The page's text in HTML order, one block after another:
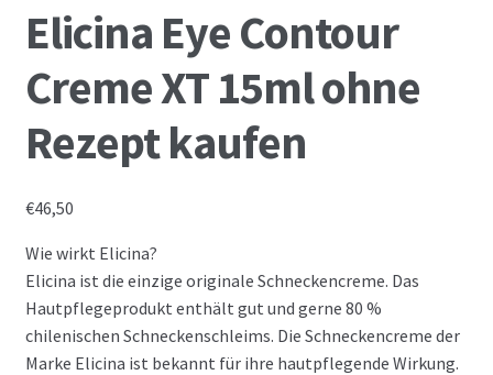
Elicina Eye Contour
Creme XT 15ml ohne
Rezept kaufen
€46,50
Wie wirkt Elicina?
Elicina ist die einzige originale Schneckencreme. Das
Hautpflegeprodukt enthält gut und gerne 80 %
chilenischen Schneckenschleims. Die Schneckencreme der
Marke Elicina ist bekannt für ihre hautpflegende Wirkung.